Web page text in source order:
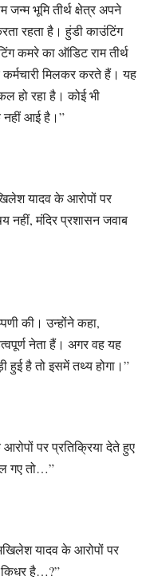
जन्म भूमि तीर्थ क्षेत्र अपने
रहता है। हुंडी काउंटिंग
कमरे का ऑडिट राम तीर्थ
मिलकर करते हैं। यह
हो रहा है। कोई भी
नहीं आई है।”
यादव के आरोपों पर
नहीं, मंदिर प्रशासन जवाब
की। उन्होंने कहा,
नेता हैं। अगर वह यह
हुई है तो इसमें तथ्य होगा।”
पर प्रतिक्रिया देते हुए
गए तो…”
यादव के आरोपों पर
किधर है…?”